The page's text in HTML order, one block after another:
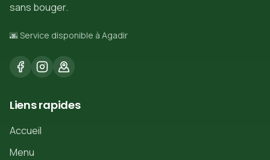
sans bouger.
🌆 Service disponible à Agadir
Liens rapides
Accueil
Menu